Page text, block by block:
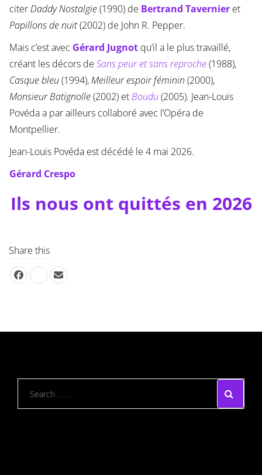
citerDaddy Nostalgie(1990) de Bertrand Tavernieret
Papillons de nuit(2002) de John R. Pepper.
Mais c’est avec Gérard Jugnotqu’il a le plus travaillé,
créant les décors de Sans peur et sans reproche(1988),
Casque bleu(1994),Meilleur espoir féminin (2000),
Monsieur Batignolle(2002) etBoudu(2005). Jean-Louis
Povéda a par ailleurs collaboré avec l’Opéra de
Montpellier.
Jean-Louis Povéda est décédé le 4 mai 2026.
Gérard Crespo
Ils nous ont quittés en 2026
Share this